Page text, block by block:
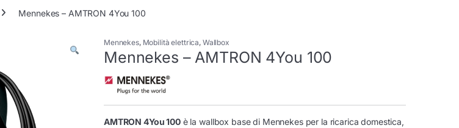
Mennekes – AMTRON 4You 100
Mennekes, Mobilità elettrica, Wallbox
Mennekes – AMTRON 4You 100
AMTRON 4You 100è la wallbox base di Mennekes per la ricarica domestica,